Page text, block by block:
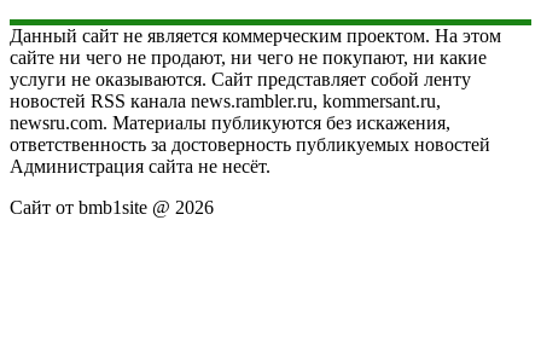
Данный сайт не является коммерческим проектом. На этом
сайте ни чего не продают, ни чего не покупают, ни какие
услуги не оказываются. Сайт представляет собой ленту
новостей RSS канала news.rambler.ru, kommersant.ru,
newsru.com. Материалы публикуются без искажения,
ответственность за достоверность публикуемых новостей
Администрация сайта не несёт.
Сайт от bmb1site @ 2026